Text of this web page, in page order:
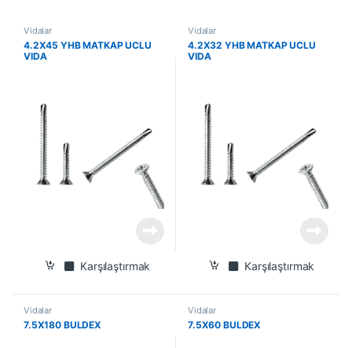
Vidalar
4.2X45 YHB MATKAP UCLU
VIDA
Karşılaştırmak
Vidalar
4.2X32 YHB MATKAP UCLU
VIDA
Karşılaştırmak
Vidalar
7.5X180 BULDEX
Vidalar
7.5X60 BULDEX